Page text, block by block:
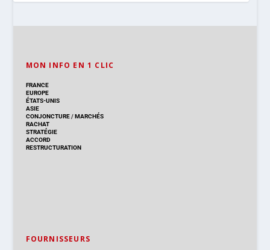
MON INFO EN 1 CLIC
FRANCE
EUROPE
ÉTATS-UNIS
ASIE
CONJONCTURE/MARCHÉS
RACHAT
STRATÉGIE
ACCORD
RESTRUCTURATION
FOURNISSEURS